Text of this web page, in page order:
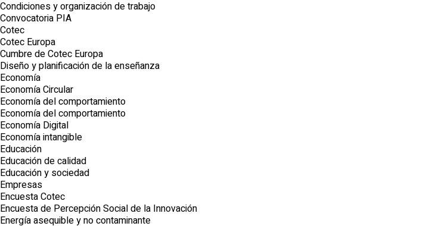
Condiciones y organización de trabajo
Convocatoria PIA
Cotec
Cotec Europa
Cumbre de Cotec Europa
Diseño y planificación de la enseñanza
Economía
Economía Circular
Economía del comportamiento
Economía del comportamiento
Economía Digital
Economía intangible
Educación
Educación de calidad
Educación y sociedad
Empresas
Encuesta Cotec
Encuesta de Percepción Social de la Innovación
Energía asequible y no contaminante